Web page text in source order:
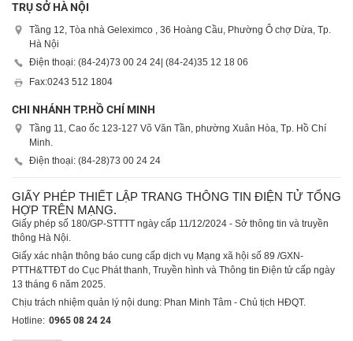
TRỤ SỞ HÀ NỘI
Tầng 12, Tòa nhà Geleximco , 36 Hoàng Cầu, Phường Ô chợ Dừa, Tp.
Hà Nội
Điện thoại: (84-24)73 00 24 24 | (84-24)35 12 18 06
Fax:0243 512 1804
CHI NHÁNH TP.HỒ CHÍ MINH
Tầng 11, Cao ốc 123-127 Võ Văn Tần, phường Xuân Hòa, Tp. Hồ Chí
Minh.
Điện thoại: (84-28)73 00 24 24
GIẤY PHÉP THIẾT LẬP TRANG THÔNG TIN ĐIỆN TỬ TỔNG
HỢP TRÊN MẠNG.
Giấy phép số 180/GP-STTTT ngày cấp 11/12/2024 - Sở thông tin và truyền
thông Hà Nội.
Giấy xác nhận thông báo cung cấp dịch vụ Mạng xã hội số 89 /GXN-
PTTH&TTĐT do Cục Phát thanh, Truyền hình và Thông tin Điện tử cấp ngày
13 tháng 6 năm 2025.
Chịu trách nhiệm quản lý nội dung: Phan Minh Tâm - Chủ tịch HĐQT.
Hotline: 0965 08 24 24